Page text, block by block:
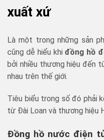
xuất xứ
Là một trong những sản
cũng dễ hiểu khi đồng hồ
bởi nhiều thương hiệu đến
nhau trên thế giới.
Tiêu biểu trong số đó phải
từ Đài Loan và thương hiệu
Đồng hồ nước điện